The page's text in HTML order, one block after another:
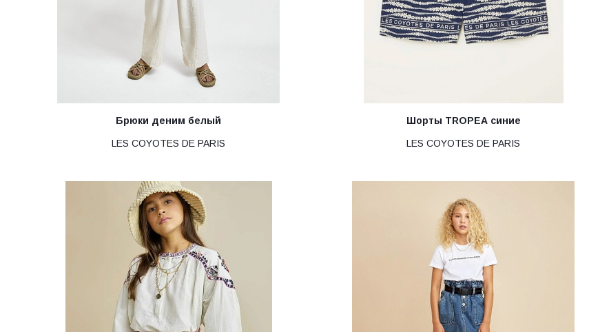
Брюки деним белый
LES COYOTES DE PARIS
Шорты TROPEA синие
LES COYOTES DE PARIS